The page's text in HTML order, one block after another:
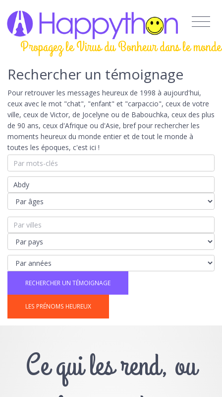
Propagez le Virus du Bonheur dans le monde
Rechercher un témoignage
Pour retrouver les messages heureux de 1998 à aujourd'hui,
ceux avec le mot "chat", "enfant" et "carpaccio", ceux de votre
ville, ceux de Victor, de Jocelyne ou de Babouchka, ceux des plus
de 90 ans, ceux d'Afrique ou d'Asie, bref pour rechercher les
moments heureux du monde entier et de tout le monde à
toutes les époques, c'est ici !
LES PRÉNOMS HEUREUX
Ce qui les rend, ou